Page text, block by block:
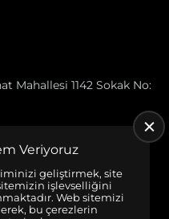
Mahallesi 1142 Sokak No:
Veriyoruz
geliştirmek, site
işlevselliğini
Web sitemizi
bu çerezlerin